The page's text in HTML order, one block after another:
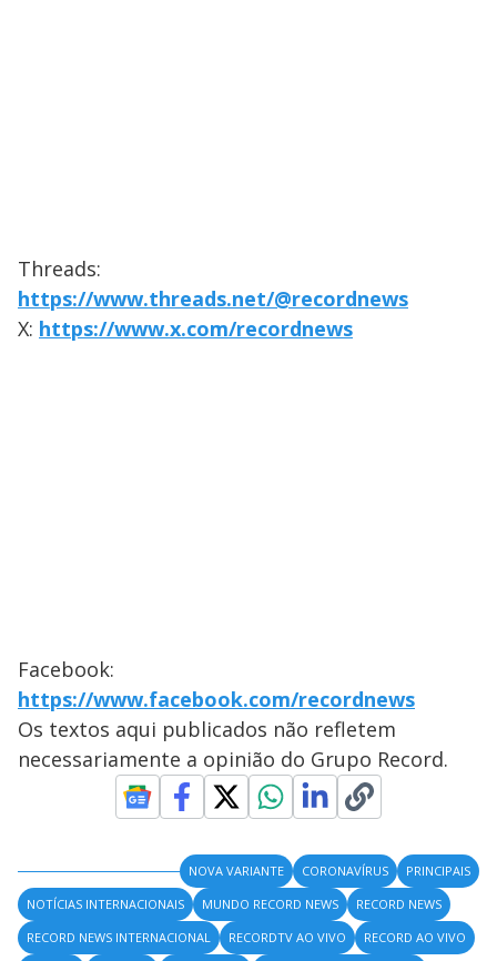
Threads:
https://www.threads.net/@recordnews
X: https://www.x.com/recordnews
Facebook:
https://www.facebook.com/recordnews
Os textos aqui publicados não refletem
necessariamente a opinião do Grupo Record.
NOVA VARIANTE CORONAVÍRUS
PRINCIPAIS
NOTÍCIAS INTERNACIONAIS
MUNDO RECORD NEWS
RECORD NEWS
RECORD NEWS INTERNACIONAL
RECORDTV AO VIVO
RECORD AO VIVO